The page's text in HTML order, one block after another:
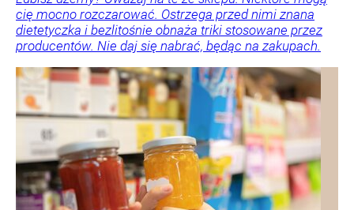
cię mocno rozczarować. Ostrzega przed nimi znana
dietetyczka i bezlitośnie obnaża triki stosowane przez
producentów. Nie daj się nabrać, będąc na zakupach.